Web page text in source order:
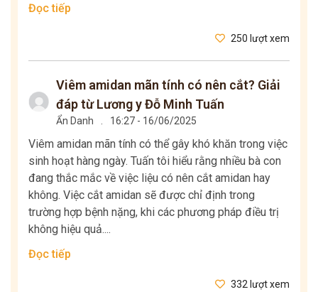
Đọc tiếp
250 lượt xem
Viêm amidan mãn tính có nên cắt? Giải
đáp từ Lương y Đỗ Minh Tuấn
Ẩn Danh 16:27 - 16/06/2025
Viêm amidan mãn tính có thể gây khó khăn trong việc
sinh hoạt hàng ngày. Tuấn tôi hiểu rằng nhiều bà con
đang thắc mắc về việc liệu có nên cắt amidan hay
không. Việc cắt amidan sẽ được chỉ định trong
trường hợp bệnh nặng, khi các phương pháp điều trị
không hiệu quả....
Đọc tiếp
332 lượt xem